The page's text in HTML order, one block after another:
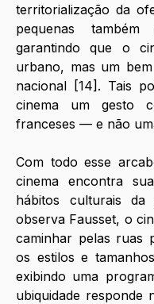
territorialização da
pequenas
garantindo que o
urbano, mas um
nacional [14]. Tais
cinema um gesto
franceses — e não
Com todo esse
cinema encontra
hábitos culturais da
observa Fausset, o
caminhar pelas ruas
os estilos e
exibindo uma
ubiquidade responde